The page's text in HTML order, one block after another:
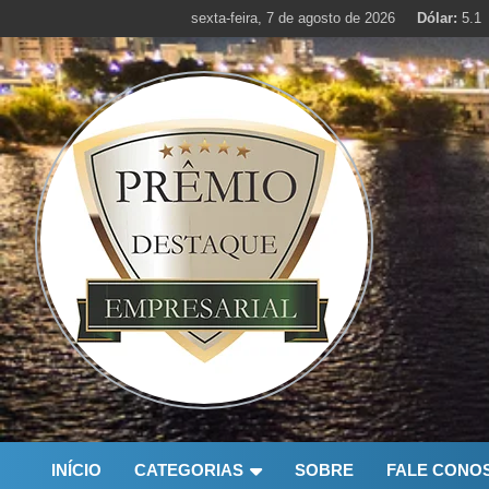
to
content
sexta-feira, 7 de agosto de 2026 Dólar: 5.1
INÍCIO CATEGORIAS SOBRE FALE